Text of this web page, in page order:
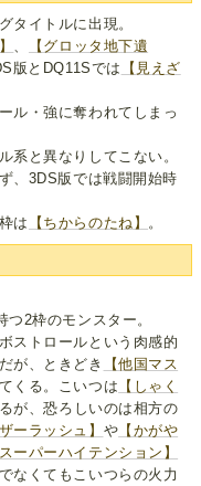
タイトルに出現。
、
【グロッタ地下遺
版とDQ11Sでは
【見えざ
ル・強に奪われてしまっ
系と異なりしてこない。
、3DS版では戦闘開始時
は 【ちからのたね】 。
2枠のモンスター。
ストロールという肉感的
が、ときどき
【他国マス
くる。こいつは 【しゃく
が、恐ろしいのは相方の
ーラッシュ】 や 【かがや
スーパーハイテンション】
なくてもこいつらの火力